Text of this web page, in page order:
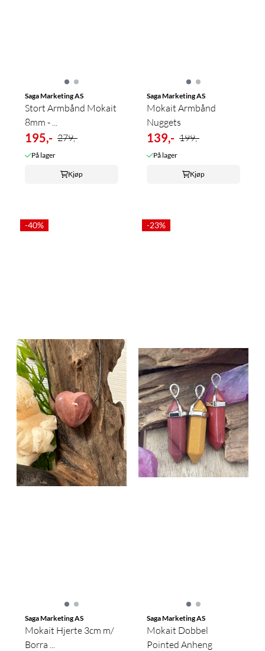
Saga Marketing AS
Stort Armbånd Mokait
8mm - ...
195,- 279,-
På lager
Kjøp
Saga Marketing AS
Mokait Armbånd
Nuggets
139,- 199,-
På lager
Kjøp
-40%
Saga Marketing AS
Mokait Hjerte 3cm m/
Borra ...
-23%
Saga Marketing AS
Mokait Dobbel
Pointed Anheng